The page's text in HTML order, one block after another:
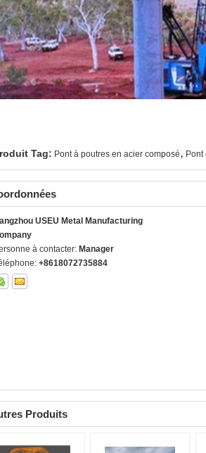
Tag: Pont à poutres en acier composé, Pont
USEU Metal Manufacturing
à contacter: Manager
+8618072735884
Produits